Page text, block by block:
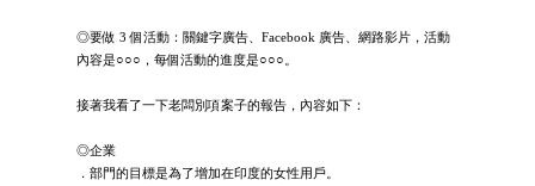
◎要做 3 個活動：關鍵字廣告、Facebook 廣告、網路影片，活動
內容是○○○，每個活動的進度是○○○。
接著我看了一下老闆別項案子的報告，內容如下：
◎企業
．部門的目標是為了增加在印度的女性用戶。